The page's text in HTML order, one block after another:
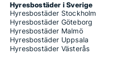
Hyresbostäder i Sverige
Hyresbostäder Stockholm
Hyresbostäder Göteborg
Hyresbostäder Malmö
Hyresbostäder Uppsala
Hyresbostäder Västerås